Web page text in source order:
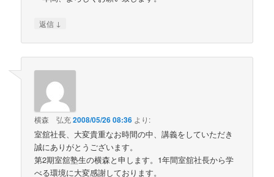
返信 ↓
横森 弘充2008/05/26 08:36 より:
室舘社長、大変貴重なお時間の中、講義をしていただき
誠にありがとうございます。
第2期室舘塾生の横森と申します。1年間室舘社長から学
べる環境に大変感謝しております。